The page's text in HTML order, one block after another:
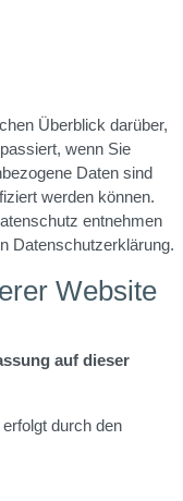
Überblick darüber,
wenn Sie
Daten sind
werden können.
entnehmen
Datenschutzerklärung.
Website
auf dieser
durch den